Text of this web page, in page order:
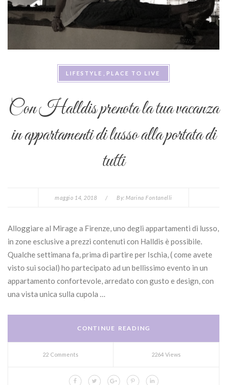
LIFESTYLE PLACE TO LIVE
Con Halldis prenota la tua vacanza
in appartamenti di lusso alla portata di
tutti
maggio 14, 2018 / By:Marina Fontanelli
Alloggiare al Mirage a Firenze, uno degli appartamenti di lusso,
in zone esclusive a prezzi contenuti con Halldis è possibile.
Qualche settimana fa, prima di partire per Ischia, ( come avete
visto sui social) ho partecipato ad un bellissimo evento in un
appartamento confortevole, arredato con gusto e design, con
una vista unica sulla cupola …
CONTINUE READING
22 Comments 2264 Views